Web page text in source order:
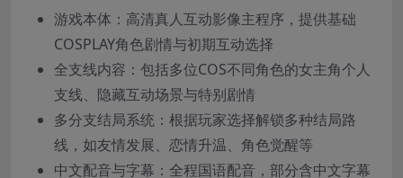
游戏本体：高清真人互动影像主程序，提供基础
COSPLAY角色剧情与初期互动选择
全支线内容：包括多位COS不同角色的女主角个人
支线、隐藏互动场景与特别剧情
多分支结局系统：根据玩家选择解锁多种结局路
线，如友情发展、恋情升温、角色觉醒等
中文配音与字幕：全程国语配音，部分含中文字幕